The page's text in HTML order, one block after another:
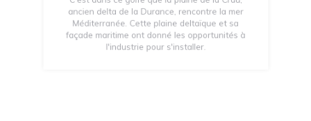
C'est dans ce golfe que la plaine de la Crau,
ancien delta de la Durance, rencontre la mer
Méditerranée. Cette plaine deltaïque et sa
façade maritime ont donné les opportunités à